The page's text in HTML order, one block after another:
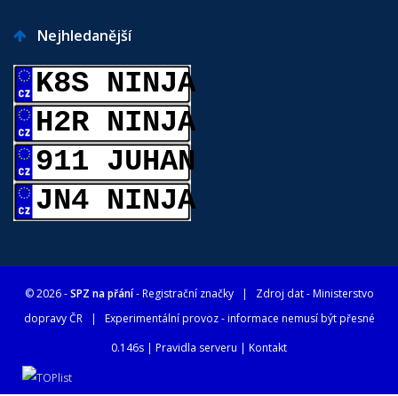
Nejhledanější
K8S NINJA
H2R NINJA
911 JUHAN
JN4 NINJA
© 2026 -SPZ na přání- Registrační značky| Zdroj dat -Ministerstvo
dopravy ČR| Experimentální provoz - informace nemusí být přesné
0.146s | Pravidla serveru | Kontakt